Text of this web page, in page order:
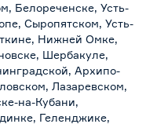
Белореченске, Усть-
Сыропятском, Усть-
Нижней Омке,
Шербакуле,
Архипо-
Лазаревском,
на-Кубани,
Геленджике,